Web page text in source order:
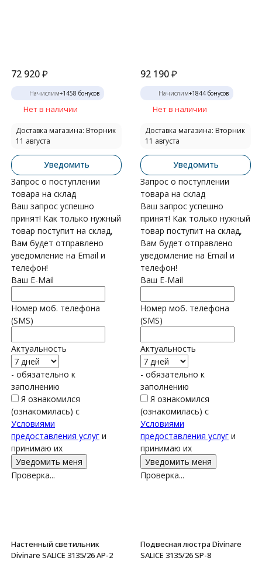
72 920₽
Начислим+1458 бонусов
Нет в наличии
Доставка магазина: Вторник
11 августа
Уведомить
Запрос о поступлении
товара на склад
Ваш запрос успешно
принят! Как только нужный
товар поступит на склад,
Вам будет отправлено
уведомление на Email и
телефон!
Ваш E-Mail
Номер моб. телефона
(SMS)
Актуальность
- обязательно к
заполнению
Я ознакомился
(ознакомилась) с
Условиями
предоставления услуг и
принимаю их
Проверка...
92 190₽
Начислим+1844 бонусов
Нет в наличии
Доставка магазина: Вторник
11 августа
Уведомить
Запрос о поступлении
товара на склад
Ваш запрос успешно
принят! Как только нужный
товар поступит на склад,
Вам будет отправлено
уведомление на Email и
телефон!
Ваш E-Mail
Номер моб. телефона
(SMS)
Актуальность
- обязательно к
заполнению
Я ознакомился
(ознакомилась) с
Условиями
предоставления услуг и
принимаю их
Проверка...
Настенный светильник
Divinare SALICE 3135/26 AP-2
Подвесная люстра Divinare
SALICE 3135/26 SP-8